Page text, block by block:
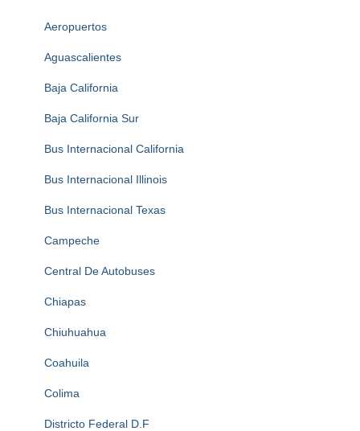
Aeropuertos
Aguascalientes
Baja California
Baja California Sur
Bus Internacional California
Bus Internacional Illinois
Bus Internacional Texas
Campeche
Central De Autobuses
Chiapas
Chiuhuahua
Coahuila
Colima
Districto Federal D.F